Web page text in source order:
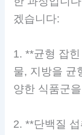
겠습니다:
1. **균형 잡
물, 지방을 균
양한 식품군
2. **단백질